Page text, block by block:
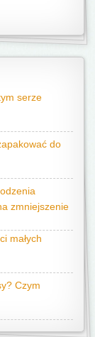
serze
do
zmniejszenie
małych
Czym